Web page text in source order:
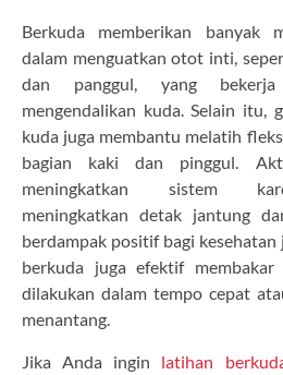
Berkuda memberikan banyak
dalam menguatkan otot inti,
dan panggul, yang bekerja
mengendalikan kuda. Selain itu,
kuda juga membantu melatih
bagian kaki dan pinggul.
meningkatkan sistem
meningkatkan detak jantung
berdampak positif bagi
berkuda juga efektif
dilakukan dalam tempo cepat
menantang.
Jika Anda ingin latihan